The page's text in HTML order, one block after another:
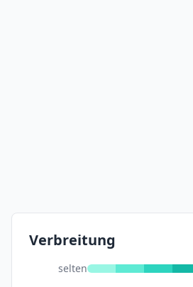
Verbreitung
selten